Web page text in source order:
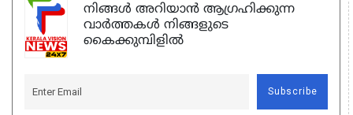
നിങ്ങൾ അറിയാൻ ആഗ്രഹിക്കുന്ന
വാർത്തകൾ നിങ്ങളുടെ
കൈക്കുമ്പിളിൽ
Subscribe